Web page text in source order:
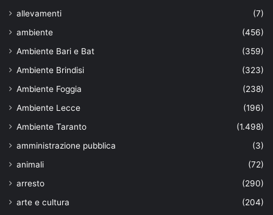
allevamenti
(7)
ambiente
(456)
Ambiente Bari e Bat
(359)
Ambiente Brindisi
(323)
Ambiente Foggia
(238)
Ambiente Lecce
(196)
Ambiente Taranto
(1.498)
amministrazione pubblica
(3)
animali
(72)
arresto
(290)
arte e cultura
(204)